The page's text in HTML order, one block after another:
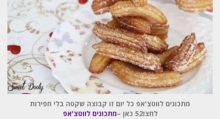
מתכונים לווטצ'אפ כל יום זו קבוצה שקטה בלי חפירות
לחצו52 כאן
–מתכונים לווטצ'אפ